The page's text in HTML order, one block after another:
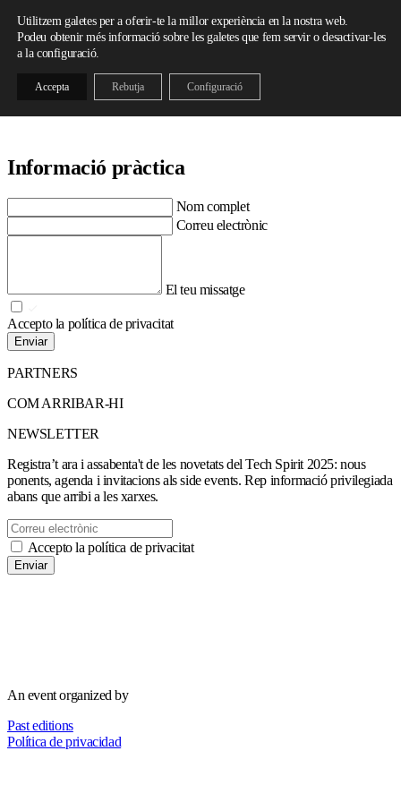
Skip to content
Informació pràctica
Nom complet
Correu electrònic
El teu missatge
Accepto la política de privacitat
Enviar
PARTNERS
COM ARRIBAR-HI
NEWSLETTER
Registra’t ara i assabenta't de les novetats del Tech Spirit 2025: nous
ponents, agenda i invitacions als side events. Rep informació privilegiada
abans que arribi a les xarxes.
Accepto la política de privacitat
Enviar
An event organized by
Past editions
Política de privacidad
Utilitzem galetes per a oferir-te la millor experiència en la nostra web.
Podeu obtenir més informació sobre les galetes que fem servir o desactivar-les
a la configuració.
Accepta Rebutja Configuració